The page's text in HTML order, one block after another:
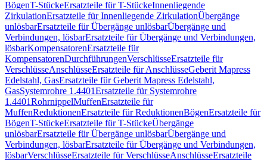
BögenT-StückeErsatzteile für T-StückeInnenliegende
ZirkulationErsatzteile für Innenliegende ZirkulationÜbergänge
unlösbarErsatzteile für Übergänge unlösbarÜbergänge und
Verbindungen, lösbarErsatzteile für Übergänge und Verbindungen,
lösbarKompensatorenErsatzteile für
KompensatorenDurchführungenVerschlüsseErsatzteile für
VerschlüsseAnschlüsseErsatzteile für AnschlüsseGeberit Mapress
Edelstahl, GasErsatzteile für Geberit Mapress Edelstahl,
GasSystemrohre 1.4401Ersatzteile für Systemrohre
1.4401RohrnippelMuffenErsatzteile für
MuffenReduktionenErsatzteile für ReduktionenBögenErsatzteile für
BögenT-StückeErsatzteile für T-StückeÜbergänge
unlösbarErsatzteile für Übergänge unlösbarÜbergänge und
Verbindungen, lösbarErsatzteile für Übergänge und Verbindungen,
lösbarVerschlüsseErsatzteile für VerschlüsseAnschlüsseErsatzteile